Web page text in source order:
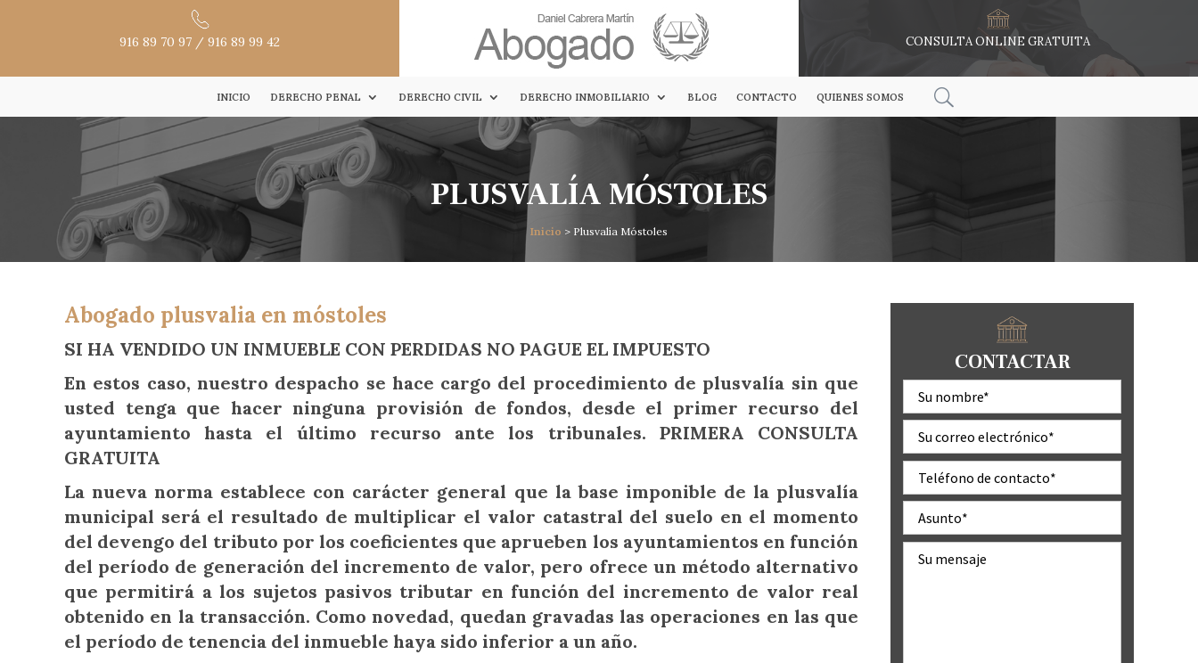
916 89 70 97/ 916 89 99 42 CONSULTA ONLINE GRATUITA
INICIO DERECHO PENAL DERECHO CIVIL DERECHO INMOBILIARIO BLOG CONTACTO QUIENES SOMOS
PLUSVALÍA MÓSTOLES
Inicio > Plusvalía Móstoles
Abogado plusvalia en móstoles
SI HA VENDIDO UN INMUEBLE CON PERDIDAS NO PAGUE EL IMPUESTO
En estos caso, nuestro despacho se hace cargo del procedimiento de plusvalía sin que
usted tenga que hacer ninguna provisión de fondos, desde el primer recurso del
ayuntamiento hasta el último recurso ante los tribunales. PRIMERA CONSULTA
GRATUITA
La nueva norma establece con carácter general que la base imponible de la plusvalía
municipal será el resultado de multiplicar el valor catastral del suelo en el momento
del devengo del tributo por los coeficientes que aprueben los ayuntamientos en función
del período de generación del incremento de valor, pero ofrece un método alternativo
que permitirá a los sujetos pasivos tributar en función del incremento de valor real
obtenido en la transacción. Como novedad, quedan gravadas las operaciones en las que
el período de tenencia del inmueble haya sido inferior a un año.
CONTACTAR